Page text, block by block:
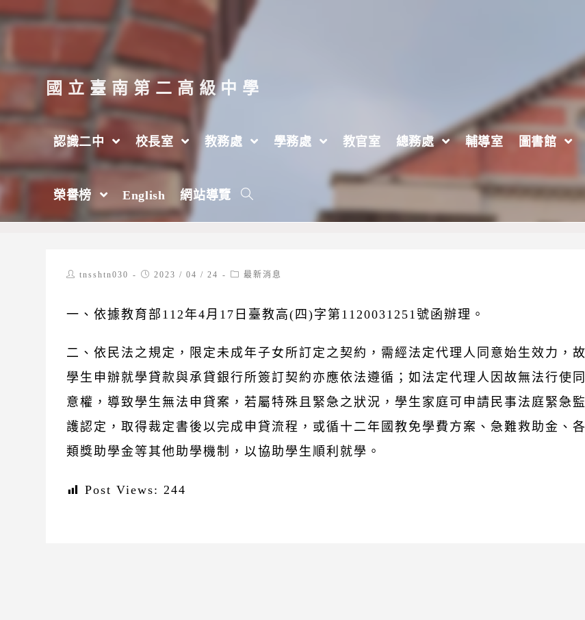
跳
至
要
內
容
國立臺南第二高級中學
認識二中 校長室 教務處 學務處 教官室 總務處 輔導室 圖書館
榮譽榜 English 網站導覽
有關法定代理人因故無法行使同意權致學生無法辦理就學貸款等特殊情形之因應措施及
2023 年 > 4 月 > 24 日
Posttnsshtn030
Post2023 / 04 / 24
Post最新消息
一、依據教育部112年4月17日臺教高(四)字第1120031251號函辦理。
二、依民法之規定，限定未成年子女所訂定之契約，需經法定代理人同意始生效力，故
學生申辦就學貸款與承貸銀行所簽訂契約亦應依法遵循；如法定代理人因故無法行使同
意權，導致學生無法申貸案，若屬特殊且緊急之狀況，學生家庭可申請民事法庭緊急監
護認定，取得裁定書後以完成申貸流程，或循十二年國教免學費方案、急難救助金、各
類獎助學金等其他助學機制，以協助學生順利就學。
Post Views: 244